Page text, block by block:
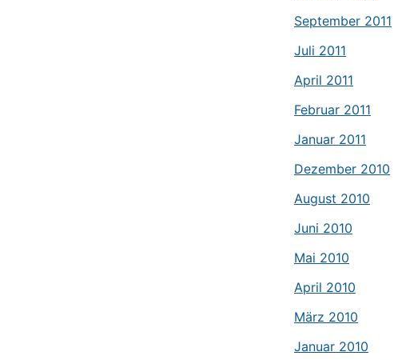
September 2011
Juli 2011
April 2011
Februar 2011
Januar 2011
Dezember 2010
August 2010
Juni 2010
Mai 2010
April 2010
März 2010
Januar 2010